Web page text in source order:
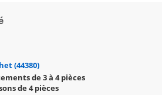
(44380)
de 3 à 4 pièces
de 4 pièces